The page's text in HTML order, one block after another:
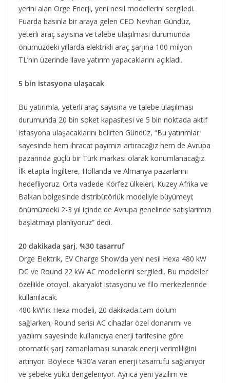
yerini alan Orge Enerji, yeni nesil modellerini sergiledi.
Fuarda basınla bir araya gelen CEO Nevhan Gündüz,
yeterli araç sayısına ve talebe ulaşılması durumunda
önümüzdeki yıllarda elektrikli araç şarjına 100 milyon
TL’nin üzerinde ilave yatırım yapacaklarını açıkladı.
5 bin istasyona ulaşacak
Bu yatırımla, yeterli araç sayısına ve talebe ulaşılması
durumunda 20 bin soket kapasitesi ve 5 bin noktada aktif
istasyona ulaşacaklarını belirten Gündüz, “Bu yatırımlar
sayesinde hem ihracat payımızı artıracağız hem de Avrupa
pazarında güçlü bir Türk markası olarak konumlanacağız.
İlk etapta İngiltere, Hollanda ve Almanya pazarlarını
hedefliyoruz. Orta vadede Körfez ülkeleri, Kuzey Afrika ve
Balkan bölgesinde distribütörlük modeliyle büyümeyi;
önümüzdeki 2-3 yıl içinde de Avrupa genelinde satışlarımızı
başlatmayı planlıyoruz” dedi.
20 dakikada şarj, %30 tasarruf
Orge Elektrik, EV Charge Show’da yeni nesil Hexa 480 kW
DC ve Round 22 kW AC modellerini sergiledi. Bu modeller
özellikle otoyol, akaryakıt istasyonu ve filo merkezlerinde
kullanılacak.
480 kW’lık Hexa modeli, 20 dakikada tam dolum
sağlarken; Round serisi AC cihazlar özel donanımı ve
yazılımı sayesinde kullanıcıya enerji tarifesine göre
otomatik şarj zamanlaması sunarak enerji verimliliğini
artırıyor. Böylece %30’a varan enerji tasarrufu sağlanıyor
ve şebeke yükü dengeleniyor. Ayrıca yeni yazılım ve